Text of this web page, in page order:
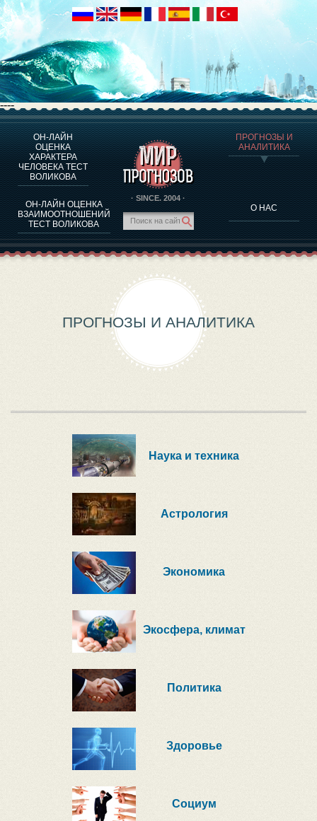
----
ОН-ЛАЙН
ОЦЕНКА
ХАРАКТЕРА
ЧЕЛОВЕКА ТЕСТ
ВОЛИКОВА
ОН-ЛАЙН ОЦЕНКА
ВЗАИМООТНОШЕНИЙ
ТЕСТ ВОЛИКОВА
· SINCE. 2004 ·
ПРОГНОЗЫ И
АНАЛИТИКА
О НАС
О ПРОГРАММЕ
ОЦЕНКА ХАРАКТЕРA ЧЕЛОВЕКА
ОЦЕНКА ХАРАКТЕРА ВЫДАЮЩИХСЯ ЛИЧНОСТЕЙ
О ПРОГРАММЕ
ТЕСТ НА СОВМЕСТИМОСТЬ ВОЛИКОВА
ПРОГНОЗЫ И АНАЛИТИКА
ПРОГНОЗЫ И АНАЛИТИКА
Наука и техника
Астрология
Экономика
Экосфера, климат
Политика
Здоровье
Социум